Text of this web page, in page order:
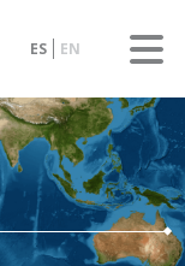
ES EN